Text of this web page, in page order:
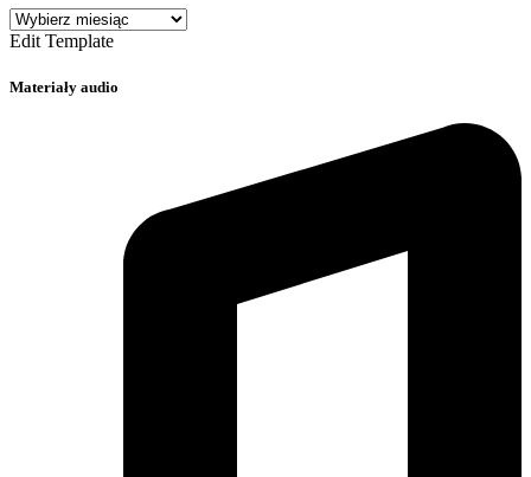
Archiwum
gazety
Edit Template
Materiały audio